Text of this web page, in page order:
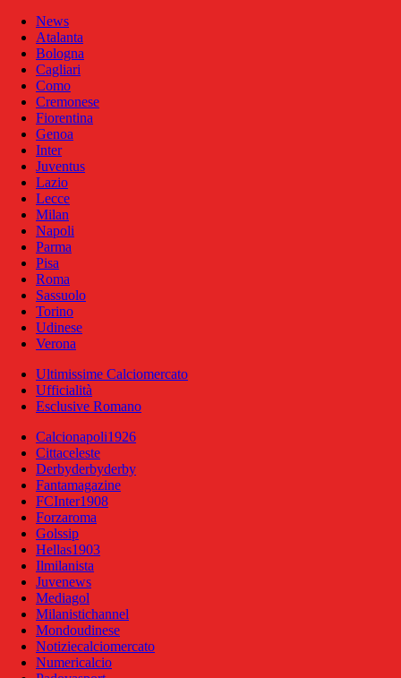
News
Atalanta
Bologna
Cagliari
Como
Cremonese
Fiorentina
Genoa
Inter
Juventus
Lazio
Lecce
Milan
Napoli
Parma
Pisa
Roma
Sassuolo
Torino
Udinese
Verona
Ultimissime Calciomercato
Ufficialità
Esclusive Romano
Calcionapoli1926
Cittaceleste
Derbyderbyderby
Fantamagazine
FCInter1908
Forzaroma
Golssip
Hellas1903
Ilmilanista
Juvenews
Mediagol
Milanistichannel
Mondoudinese
Notiziecalciomercato
Numericalcio